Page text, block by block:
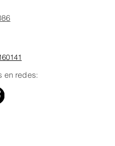
en redes: